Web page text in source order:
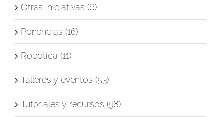
Otras iniciativas (6)
Ponencias (16)
Robótica (11)
Talleres y eventos (53)
Tutoriales y recursos (98)